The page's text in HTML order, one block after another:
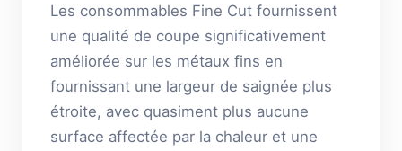
Les consommables Fine Cut fournissent
une qualité de coupe significativement
améliorée sur les métaux fins en
fournissant une largeur de saignée plus
étroite, avec quasiment plus aucune
surface affectée par la chaleur et une